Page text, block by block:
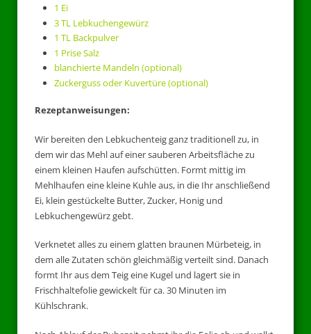
1 Ei
3 TL Lebkuchengewürz
1 TL Backpulver
1 Prise Salz
blanchierte Mandeln (optional)
Zuckerguss oder Kuvertüre (optional)
Rezeptanweisungen:
Wir bereiten den Lebkuchenteig ganz traditionell zu, in
dem wir das Mehl auf einer sauberen Arbeitsfläche zu
einem kleinen Haufen aufschütten. Formt mittig im
Mehlhaufen eine kleine Kuhle aus, in die Ihr anschließend
Ei, klein gestückelte Butter, Zucker, Honig und
Lebkuchengewürz gebt.
Verknetet alles zu einem glatten braunen Mürbeteig, in
dem alle Zutaten schön gleichmäßig verteilt sind. Danach
formt Ihr aus dem Teig eine Kugel und lagert sie in
Frischhaltefolie gewickelt für ca. 30 Minuten im
Kühlschrank.